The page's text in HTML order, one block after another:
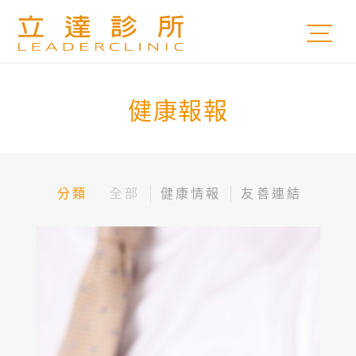
健康報報
分類 全部 健康情報 友善連結